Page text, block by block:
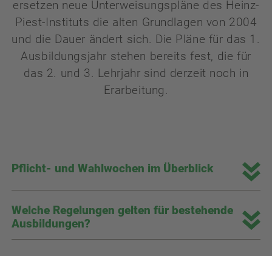
ersetzen neue Unterweisungspläne des Heinz-
Piest-Instituts die alten Grundlagen von 2004
und die Dauer ändert sich. Die Pläne für das 1.
Ausbildungsjahr stehen bereits fest, die für
das 2. und 3. Lehrjahr sind derzeit noch in
Erarbeitung.
Pflicht- und Wahlwochen im Überblick
Welche Regelungen gelten für bestehende
Ausbildungen?